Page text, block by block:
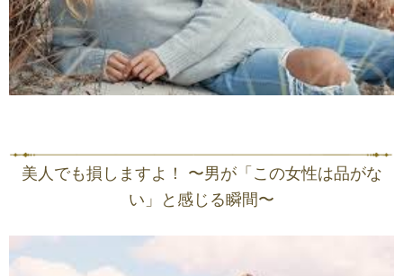
美人でも損しますよ！ 〜男が「この女性は品がな
い」と感じる瞬間〜